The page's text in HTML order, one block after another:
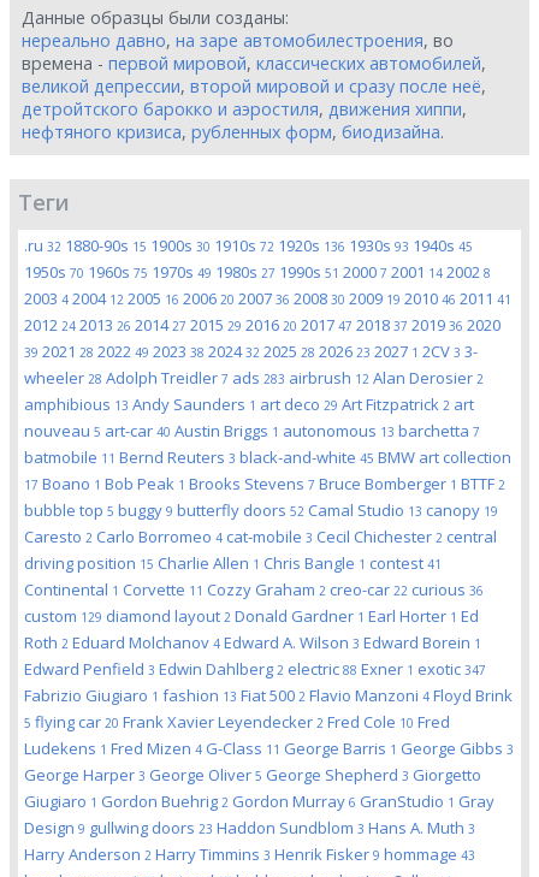
Данные образцы были созданы:
нереально давно, на заре автомобилестроения, во
времена - первой мировой, классических автомобилей,
великой депрессии, второй мировой и сразу после неё,
детройтского барокко и аэростиля, движения хиппи,
нефтяного кризиса, рубленных форм, биодизайна.
Теги
.ru 32 1880-90s 15 1900s 30 1910s 72 1920s 136 1930s 93 1940s 45
1950s 70 1960s 75 1970s 49 1980s 27 1990s 51 2000 7 2001 14 2002 8
2003 4 2004 12 2005 16 2006 20 2007 36 2008 30 2009 19 2010 46 2011 41
2012 24 2013 26 201427 2015 29 2016 20 2017 47 2018 37 2019 36 2020
39 2021 28 2022 49 2023 38 202432 2025 28 2026 23 2027 1 2CV 3 3-
wheeler 28 Adolph Treidler 7 ads 283 airbrush 12 Alan Derosier 2
amphibious 13 Andy Saunders 1 art deco 29 Art Fitzpatrick 2 art
nouveau 5 art-car 40 Austin Briggs 1 autonomous 13 barchetta 7
batmobile 11 Bernd Reuters 3 black-and-white 45 BMW art collection
17 Boano 1 Bob Peak 1 Brooks Stevens 7 Bruce Bomberger 1 BTTF 2
bubble top 5 buggy 9 butterfly doors 52 Camal Studio 13 canopy 19
Caresto 2 Carlo Borromeo 4 cat-mobile 3 Cecil Chichester 2 central
driving position 15 Charlie Allen 1 Chris Bangle 1 contest 41
Continental 1 Corvette 11 Cozzy Graham 2 creo-car 22 curious 36
custom 129 diamond layout 2 Donald Gardner 1 Earl Horter 1 Ed
Roth 2 Eduard Molchanov 4 Edward A. Wilson 3 Edward Borein 1
Edward Penfield 3 Edwin Dahlberg 2 electric 88 Exner 1 exotic 347
Fabrizio Giugiaro 1 fashion 13 Fiat 500 2 Flavio Manzoni 4 Floyd Brink
5 flying car 20 Frank Xavier Leyendecker 2 Fred Cole 10 Fred
Ludekens 1 Fred Mizen 4 G-Class 11 George Barris 1 George Gibbs 3
George Harper 3 George Oliver 5 George Shepherd 3 Giorgetto
Giugiaro 1 Gordon Buehrig 2 Gordon Murray 6 GranStudio 1 Gray
Design 9 gullwing doors 23 Haddon Sundblom 3 Hans A. Muth 3
Harry Anderson 2 Harry Timmins 3 Henrik Fisker 9 hommage 43